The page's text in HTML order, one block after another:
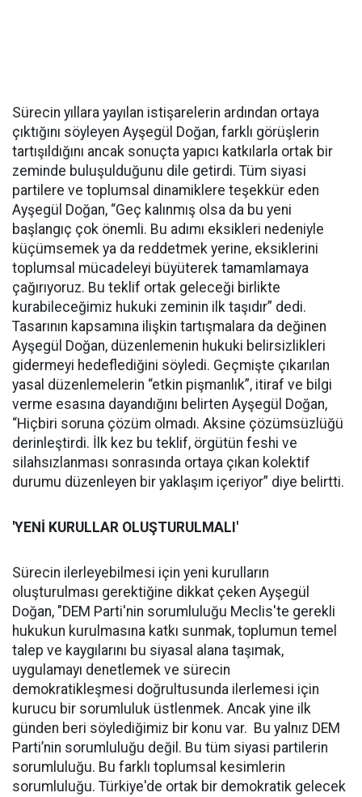
Sürecin yıllara yayılan istişarelerin ardından ortaya
çıktığını söyleyen Ayşegül Doğan, farklı görüşlerin
tartışıldığını ancak sonuçta yapıcı katkılarla ortak bir
zeminde buluşulduğunu dile getirdi. Tüm siyasi
partilere ve toplumsal dinamiklere teşekkür eden
Ayşegül Doğan, “Geç kalınmış olsa da bu yeni
başlangıç çok önemli. Bu adımı eksikleri nedeniyle
küçümsemek ya da reddetmek yerine, eksiklerini
toplumsal mücadeleyi büyüterek tamamlamaya
çağırıyoruz. Bu teklif ortak geleceği birlikte
kurabileceğimiz hukuki zeminin ilk taşıdır” dedi.
Tasarının kapsamına ilişkin tartışmalara da değinen
Ayşegül Doğan, düzenlemenin hukuki belirsizlikleri
gidermeyi hedeflediğini söyledi. Geçmişte çıkarılan
yasal düzenlemelerin “etkin pişmanlık”, itiraf ve bilgi
verme esasına dayandığını belirten Ayşegül Doğan,
“Hiçbiri soruna çözüm olmadı. Aksine çözümsüzlüğü
derinleştirdi. İlk kez bu teklif, örgütün feshi ve
silahsızlanması sonrasında ortaya çıkan kolektif
durumu düzenleyen bir yaklaşım içeriyor” diye belirtti.
'YENİ KURULLAR OLUŞTURULMALI'
Sürecin ilerleyebilmesi için yeni kurulların
oluşturulması gerektiğine dikkat çeken Ayşegül
Doğan, "DEM Parti'nin sorumluluğu Meclis'te gerekli
hukukun kurulmasına katkı sunmak, toplumun temel
talep ve kaygılarını bu siyasal alana taşımak,
uygulamayı denetlemek ve sürecin
demokratikleşmesi doğrultusunda ilerlemesi için
kurucu bir sorumluluk üstlenmek. Ancak yine ilk
günden beri söylediğimiz bir konu var. Bu yalnız DEM
Parti’nin sorumluluğu değil. Bu tüm siyasi partilerin
sorumluluğu. Bu farklı toplumsal kesimlerin
sorumluluğu. Türkiye'de ortak bir demokratik gelecek